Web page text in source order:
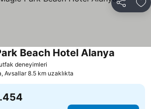
Paylaş
deneyimleri
Beach Hotel Alanya
Avsallar 8.5 km uzaklıkta